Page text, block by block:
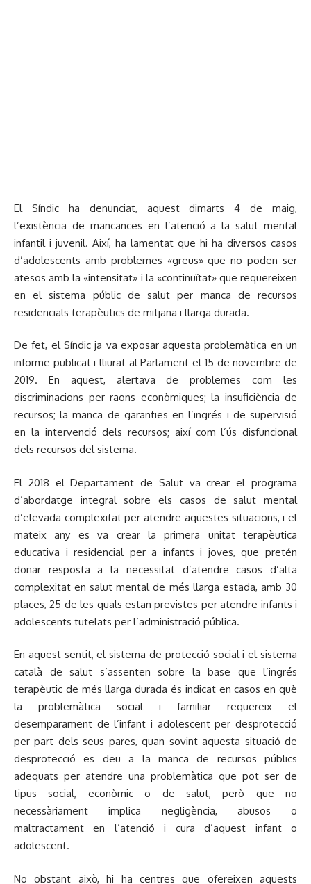
El Síndic ha denunciat, aquest dimarts 4 de maig,
l’existència de mancances en l’atenció a la salut mental
infantil i juvenil. Així, ha lamentat que hi ha diversos casos
d’adolescents amb problemes «greus» que no poden ser
atesos amb la «intensitat» i la «continuïtat» que requereixen
en el sistema públic de salut per manca de recursos
residencials terapèutics de mitjana i llarga durada.
De fet, el Síndic ja va exposar aquesta problemàtica en un
informe publicat i lliurat al Parlament el 15 de novembre de
2019. En aquest, alertava de problemes com les
discriminacions per raons econòmiques; la insuficiència de
recursos; la manca de garanties en l’ingrés i de supervisió
en la intervenció dels recursos; així com l’ús disfuncional
dels recursos del sistema.
El 2018 el Departament de Salut va crear el programa
d’abordatge integral sobre els casos de salut mental
d’elevada complexitat per atendre aquestes situacions, i el
mateix any es va crear la primera unitat terapèutica
educativa i residencial per a infants i joves, que pretén
donar resposta a la necessitat d’atendre casos d’alta
complexitat en salut mental de més llarga estada, amb 30
places, 25 de les quals estan previstes per atendre infants i
adolescents tutelats per l’administració pública.
En aquest sentit, el sistema de protecció social i el sistema
català de salut s’assenten sobre la base que l’ingrés
terapèutic de més llarga durada és indicat en casos en què
la problemàtica social i familiar requereix el
desemparament de l’infant i adolescent per desprotecció
per part dels seus pares, quan sovint aquesta situació de
desprotecció es deu a la manca de recursos públics
adequats per atendre una problemàtica que pot ser de
tipus social, econòmic o de salut, però que no
necessàriament implica negligència, abusos o
maltractament en l’atenció i cura d’aquest infant o
adolescent.
No obstant això, hi ha centres que ofereixen aquests